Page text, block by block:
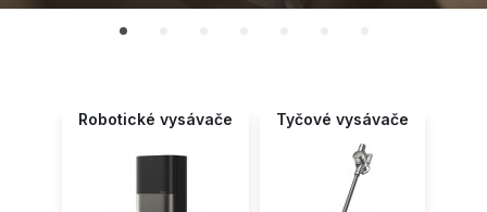
Robotické vysávače Tyčové vysávače